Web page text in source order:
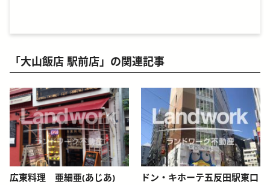
「大山飯店 駅前店」の関連記事
blog-relative-card
広東料理 亜細亜(あじあ)
blog-relative-card
ドン・キホーテ五反田駅東口